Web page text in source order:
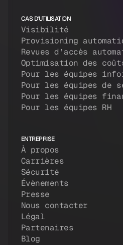
CAS D'UTILISATION
Visibilité
Provisioning
Revues d’accès
Optimisation des
Pour les équipes
Pour les équipes de
Pour les équipes
Pour les équipes RH
ENTREPRISE
À propos
Carrières
Sécurité
Évènements
Presse
Nous contacter
Légal
Partenaires
Blog